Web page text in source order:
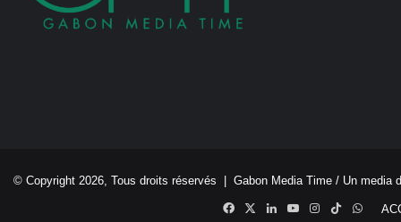
© Copyright 2026, Tous droits réservés | Gabon Media Time / Un media
Facebook
X LinkedinYouTubeInstagram
TikTok